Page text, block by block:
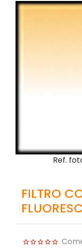
Ref.
FILTRO